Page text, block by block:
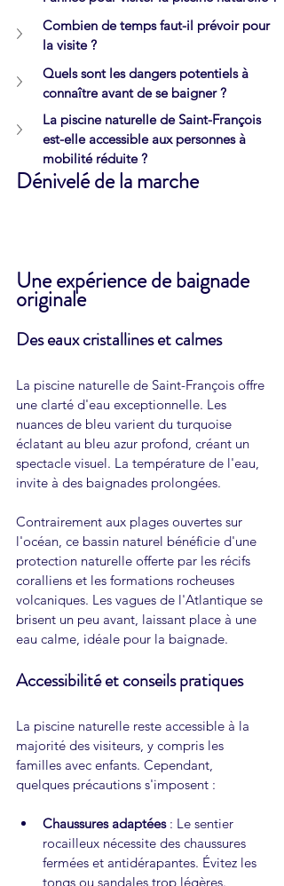
Combien de temps faut-il prévoir pour
la visite ?
Quels sont les dangers potentiels à
connaître avant de se baigner ?
La piscine naturelle de Saint-François
est-elle accessible aux personnes à
mobilité réduite ?
Dénivelé de la marche
Une expérience de baignade
originale
Des eaux cristallines et calmes
La piscine naturelle de Saint-François offre
une clarté d'eau exceptionnelle. Les
nuances de bleu varient du turquoise
éclatant au bleu azur profond, créant un
spectacle visuel. La température de l'eau,
invite à des baignades prolongées.
Contrairement aux plages ouvertes sur
l'océan, ce bassin naturel bénéficie d'une
protection naturelle offerte par les récifs
coralliens et les formations rocheuses
volcaniques. Les vagues de l'Atlantique se
brisent un peu avant, laissant place à une
eau calme, idéale pour la baignade.
Accessibilité et conseils pratiques
La piscine naturelle reste accessible à la
majorité des visiteurs, y compris les
familles avec enfants. Cependant,
quelques précautions s'imposent :
Chaussures adaptées : Le sentier
rocailleux nécessite des chaussures
fermées et antidérapantes. Évitez les
tongs ou sandales trop légères.